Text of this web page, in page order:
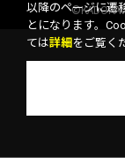
以降のページに遷
とになります。
ては詳細 をご覧く